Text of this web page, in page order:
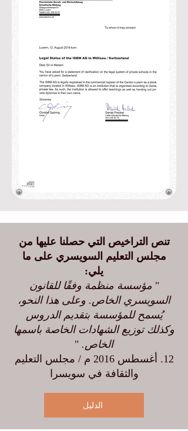
تنص التراخيص التي حصلنا عليها من
مجلس التعليم السويسري على ما
يلي:
" مؤسسة منظمة وفقًا للقانون
السويسري الخاص. وعلى هذا النحو،
يُسمح للمؤسسة بتقديم الدروس
وكذلك توزيع الشهادات الخاصة باسمها
الخاص. "
12. أغسطس 2016 م / مجلس التعليم
والثقافة في سويسرا
الدليل